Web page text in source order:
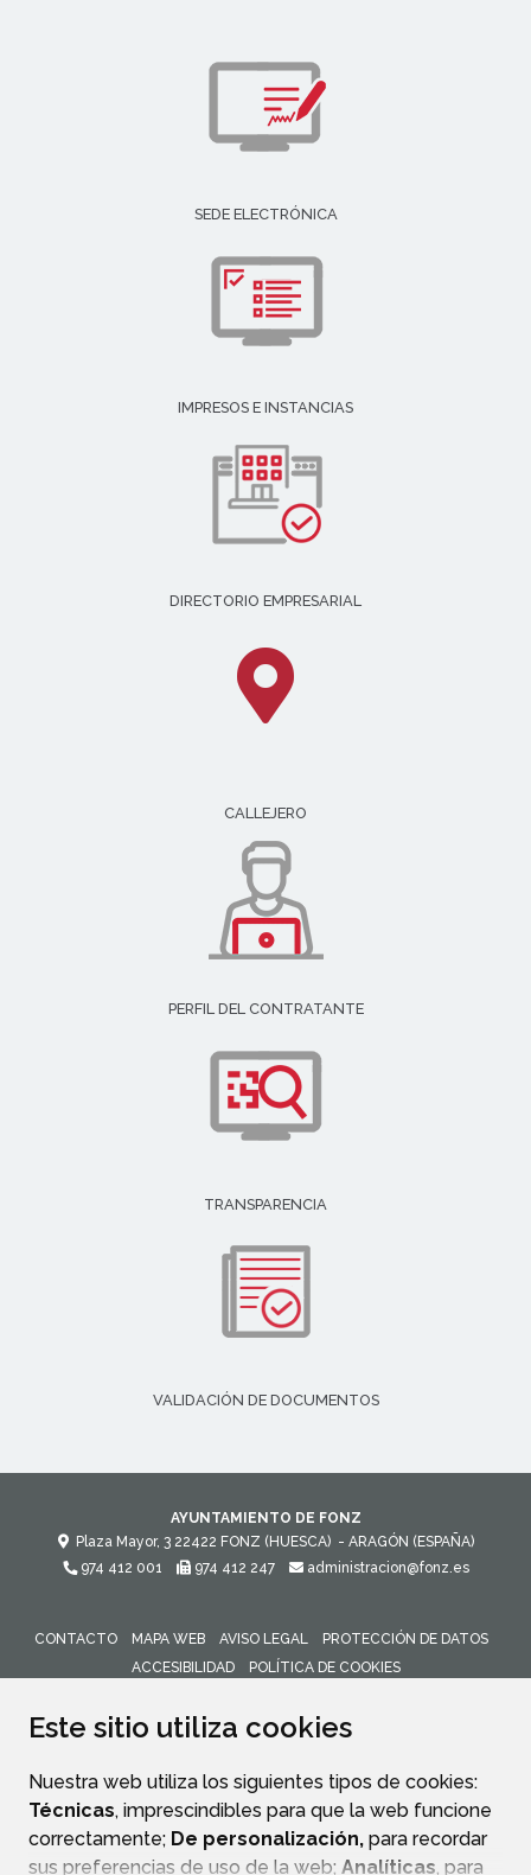
Este sitio utiliza cookies
Nuestra web utiliza los siguientes tipos de cookies:
Técnicas, imprescindibles para que la web funcione
correctamente; De personalización, para recordar
sus preferencias de uso de la web; Analíticas, para
SEDE ELECTRÓNICA
IMPRESOS E INSTANCIAS
DIRECTORIO EMPRESARIAL
CALLEJERO
PERFIL DEL CONTRATANTE
TRANSPARENCIA
VALIDACIÓN DE DOCUMENTOS
AYUNTAMIENTO DE FONZ
Plaza Mayor, 3 22422 FONZ (HUESCA) - ARAGÓN (ESPAÑA)
974 412 001
974 412 247 administracion@fonz.es
CONTACTO MAPA WEB AVISO LEGAL
PROTECCIÓN DE DATOS
ACCESIBILIDAD
POLÍTICA DE COOKIES